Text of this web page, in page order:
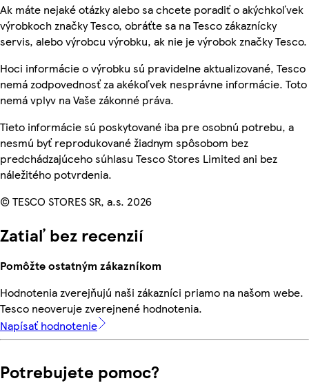
Ak máte nejaké otázky alebo sa chcete poradiť o akýchkoľvek
výrobkoch značky Tesco, obráťte sa na Tesco zákaznícky
servis, alebo výrobcu výrobku, ak nie je výrobok značky Tesco.
Hoci informácie o výrobku sú pravidelne aktualizované, Tesco
nemá zodpovednosť za akékoľvek nesprávne informácie. Toto
nemá vplyv na Vaše zákonné práva.
Tieto informácie sú poskytované iba pre osobnú potrebu, a
nesmú byť reprodukované žiadnym spôsobom bez
predchádzajúceho súhlasu Tesco Stores Limited ani bez
náležitého potvrdenia.
© TESCO STORES SR, a.s. 2026
Zatiaľ bez recenzií
Pomôžte ostatným zákazníkom
Hodnotenia zverejňujú naši zákazníci priamo na našom webe.
Tesco neoveruje zverejnené hodnotenia.
Napísať hodnotenie
Potrebujete pomoc?